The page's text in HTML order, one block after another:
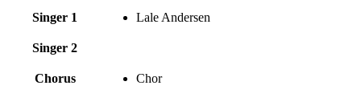
Singer 1 Lale Andersen
Singer 2
Chorus Chor